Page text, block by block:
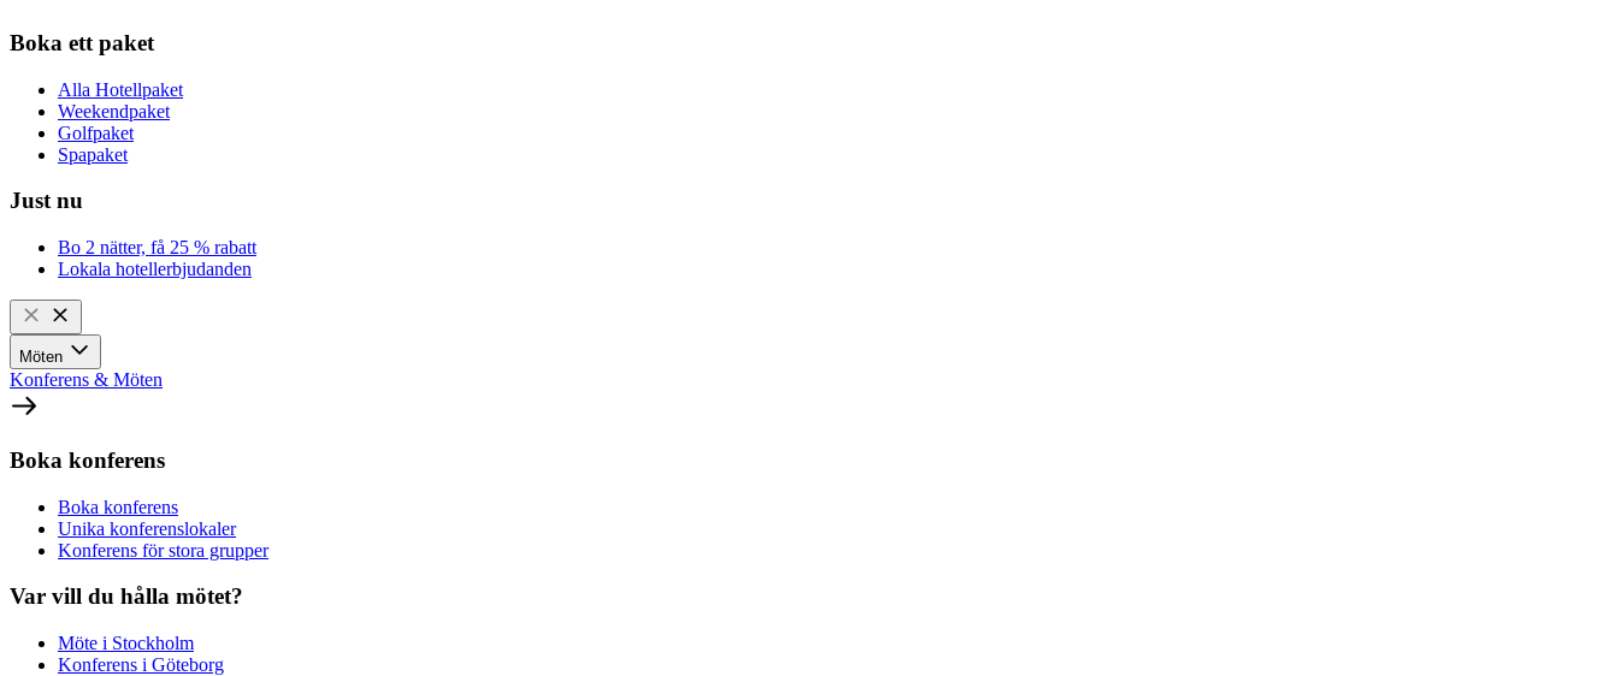
Boka ett paket
Alla Hotellpaket
Weekendpaket
Golfpaket
Spapaket
Just nu
Bo 2 nätter, få 25 % rabatt
Lokala hotellerbjudanden
Möten
Konferens & Möten
Boka konferens
Boka konferens
Unika konferenslokaler
Konferens för stora grupper
Var vill du hålla mötet?
Möte i Stockholm
Konferens i Göteborg